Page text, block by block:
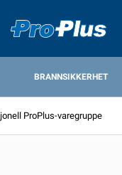
BRANNSIKKERHET
ProPlus-varegruppe